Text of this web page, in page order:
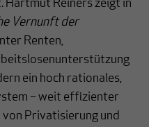
Hartmut Reiners zeigt in
Vernunft der
Renten,
ein hoch rationales,
– weit effizienter
von Privatisierung und